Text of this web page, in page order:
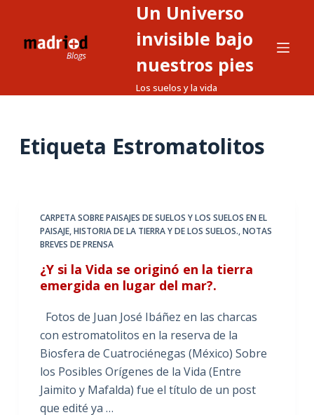
Un Universo
invisible bajo
nuestros pies
Los suelos y la vida
Etiqueta Estromatolitos
CARPETA SOBRE PAISAJES DE SUELOS Y LOS SUELOS EN EL
PAISAJE,HISTORIA DE LA TIERRA Y DE LOS SUELOS.,NOTAS
BREVES DE PRENSA
¿Y si la Vida se originó en la tierra
emergida en lugar del mar?.
Fotos de Juan José Ibáñez en las charcas
con estromatolitos en la reserva de la
Biosfera de Cuatrociénegas (México) Sobre
los Posibles Orígenes de la Vida (Entre
Jaimito y Mafalda) fue el título de un post
que edité ya …